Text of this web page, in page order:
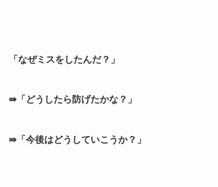
「なぜミスをしたんだ？」
⇛「どうしたら防げたかな？」
⇛「今後はどうしていこうか？」